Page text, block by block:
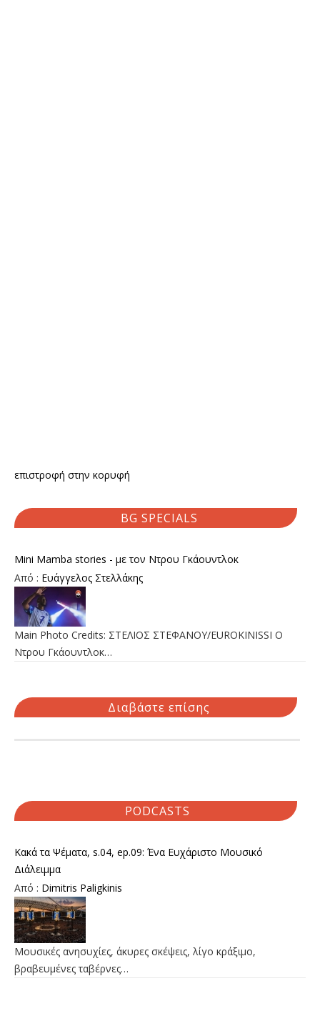
επιστροφή στην κορυφή
BG SPECIALS
Mini Mamba stories - με τον Ντρου Γκάουντλοκ
Από : Ευάγγελος Στελλάκης
Main Photo Credits: ΣΤΕΛΙΟΣ ΣΤΕΦΑΝΟΥ/EUROKINISSI Ο
Ντρου Γκάουντλοκ…
Διαβάστε επίσης
PODCASTS
Κακά τα Ψέματα, s.04, ep.09: Ένα Ευχάριστο Μουσικό
Διάλειμμα
Από : Dimitris Paligkinis
Μουσικές ανησυχίες, άκυρες σκέψεις, λίγο κράξιμο,
βραβευμένες ταβέρνες…